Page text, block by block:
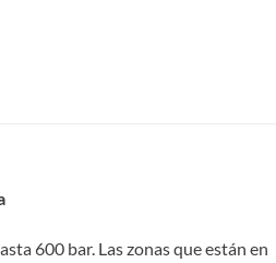
600 bar. Las zonas que están en